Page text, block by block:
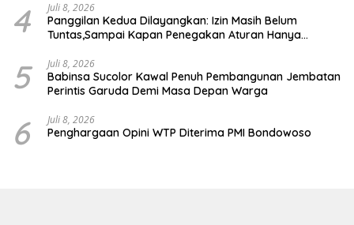
4 Juli 8, 2026
Panggilan Kedua Dilayangkan: Izin Masih Belum
Tuntas,Sampai Kapan Penegakan Aturan Hanya
5 Juli 8, 2026
Babinsa Sucolor Kawal Penuh Pembangunan Jembatan
Perintis Garuda Demi Masa Depan Warga
6 Juli 8, 2026
Penghargaan Opini WTP Diterima PMI Bondowoso